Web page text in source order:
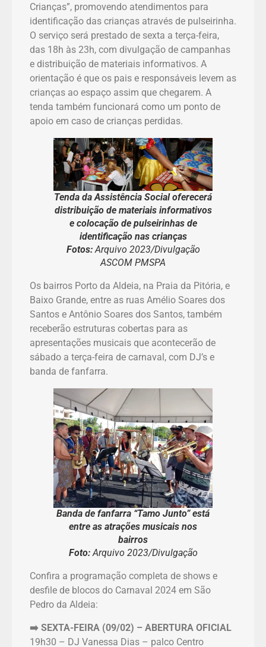
Crianças”, promovendo atendimentos para
identificação das crianças através de pulseirinha.
O serviço será prestado de sexta a terça-feira,
das 18h às 23h, com divulgação de campanhas
e distribuição de materiais informativos. A
orientação é que os pais e responsáveis levem as
crianças ao espaço assim que chegarem. A
tenda também funcionará como um ponto de
apoio em caso de crianças perdidas.
Tenda da Assistência Social oferecerá
distribuição de materiais informativos
e colocação de pulseirinhas de
identificação nas crianças
Fotos:Arquivo 2023/Divulgação
ASCOM PMSPA
Os bairros Porto da Aldeia, na Praia da Pitória, e
Baixo Grande, entre as ruas Amélio Soares dos
Santos e Antônio Soares dos Santos, também
receberão estruturas cobertas para as
apresentações musicais que acontecerão de
sábado a terça-feira de carnaval, com DJ’s e
banda de fanfarra.
Banda de fanfarra “Tamo Junto” está
entre as atrações musicais nos
bairros
Foto:Arquivo 2023/Divulgação
Confira a programação completa de shows e
desfile de blocos do Carnaval 2024 em São
Pedro da Aldeia:
➡️ SEXTA-FEIRA (09/02) – ABERTURA OFICIAL
19h30 – DJ Vanessa Dias – palco Centro